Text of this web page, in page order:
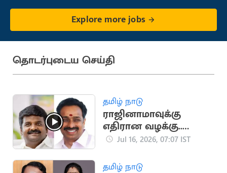
Explore more jobs
தொடர்புடைய செய்தி
தமிழ் நாடு
ராஜினாமாவுக்கு
எதிரான வழக்கு..
விஜயபாஸ்கர்கள்
Jul 16, 2026, 07:07 IST
தமிழ் நாடு